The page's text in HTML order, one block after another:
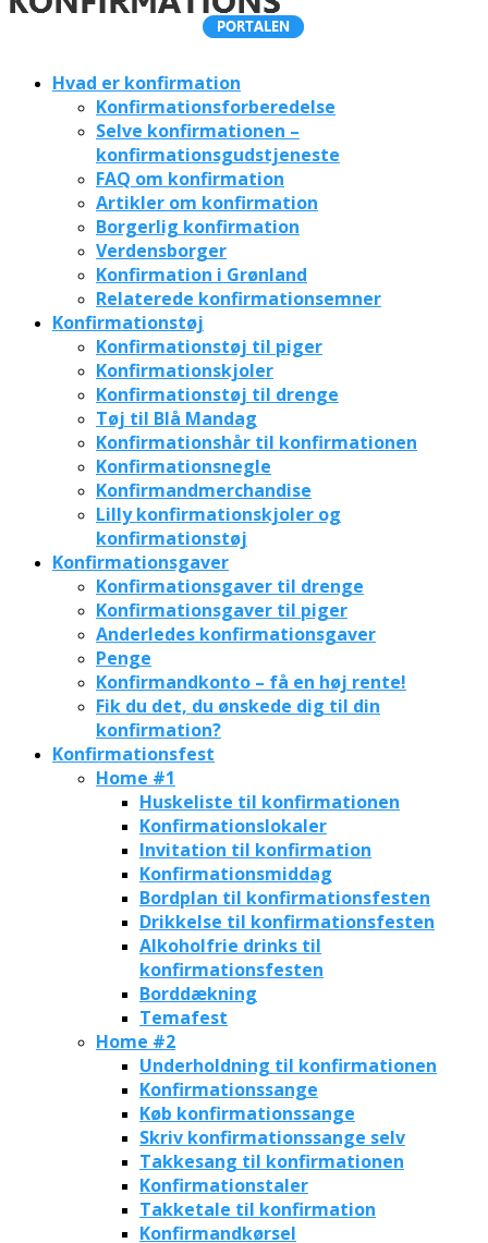
Hvad er konfirmation
Konfirmationsforberedelse
Selve konfirmationen –
konfirmationsgudstjeneste
FAQ om konfirmation
Artikler om konfirmation
Borgerlig konfirmation
Verdensborger
Konfirmation i Grønland
Relaterede konfirmationsemner
Konfirmationstøj
Konfirmationstøj til piger
Konfirmationskjoler
Konfirmationstøj til drenge
Tøj til Blå Mandag
Konfirmationshår til konfirmationen
Konfirmationsnegle
Konfirmandmerchandise
Lilly konfirmationskjoler og
konfirmationstøj
Konfirmationsgaver
Konfirmationsgaver til drenge
Konfirmationsgaver til piger
Anderledes konfirmationsgaver
Penge
Konfirmandkonto – få en høj rente!
Fik du det, du ønskede dig til din
konfirmation?
Konfirmationsfest
Home #1
Huskeliste til konfirmationen
Konfirmationslokaler
Invitation til konfirmation
Konfirmationsmiddag
Bordplan til konfirmationsfesten
Drikkelse til konfirmationsfesten
Alkoholfrie drinks til
konfirmationsfesten
Borddækning
Temafest
Home #2
Underholdning til konfirmationen
Konfirmationssange
Køb konfirmationssange
Skriv konfirmationssange selv
Takkesang til konfirmationen
Konfirmationstaler
Takketale til konfirmation
Konfirmandkørsel